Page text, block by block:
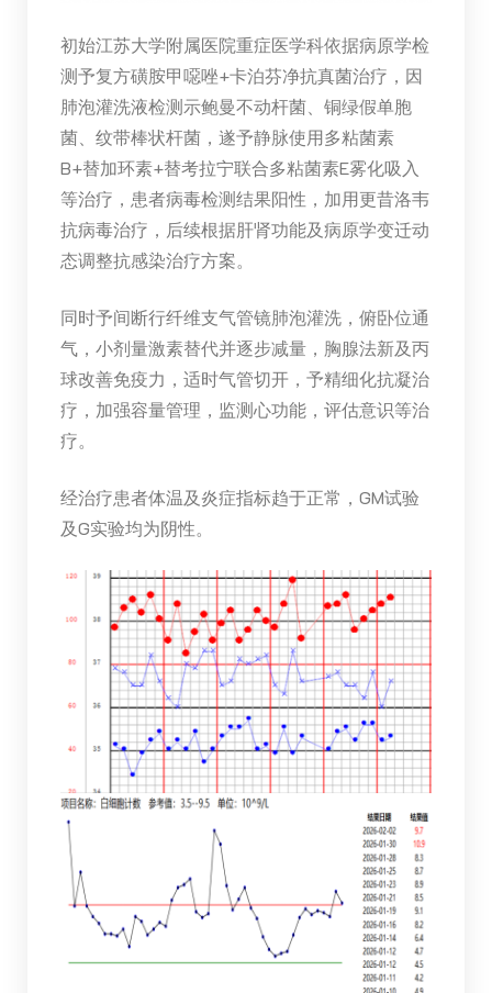
初始江苏大学附属医院重症医学科依据病原学检
测予复方磺胺甲噁唑+卡泊芬净抗真菌治疗，因
肺泡灌洗液检测示鲍曼不动杆菌、铜绿假单胞
菌、纹带棒状杆菌，遂予静脉使用多粘菌素
B+替加环素+替考拉宁联合多粘菌素E雾化吸入
等治疗，患者病毒检测结果阳性，加用更昔洛韦
抗病毒治疗，后续根据肝肾功能及病原学变迁动
态调整抗感染治疗方案。
同时予间断行纤维支气管镜肺泡灌洗，俯卧位通
气，小剂量激素替代并逐步减量，胸腺法新及丙
球改善免疫力，适时气管切开，予精细化抗凝治
疗，加强容量管理，监测心功能，评估意识等治
疗。
经治疗患者体温及炎症指标趋于正常，GM试验
及G实验均为阴性。